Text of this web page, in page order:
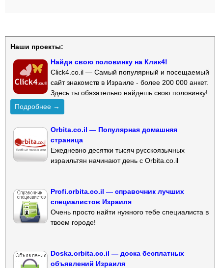
Наши проекты:
Найди свою половинку на Клик4!
Click4.co.il — Самый популярный и посещаемый
сайт знакомств в Израиле - более 200 000 анкет.
Здесь ты обязательно найдешь свою половинку!
Подробнее →
Orbita.co.il — Популярная домашняя
страница
Ежедневно десятки тысяч русскоязычных
израильтян начинают день с Orbita.co.il
Profi.orbita.co.il — справочник лучших
специалистов Израиля
Очень просто найти нужного тебе специалиста в
твоем городе!
Doska.orbita.co.il — доска бесплатных
объявлений Израиля